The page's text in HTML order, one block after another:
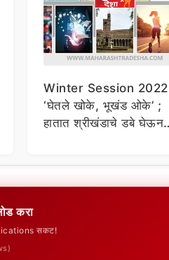
Winter Session 2022 |
‘घेतले खोके, भूखंड ओके’ ;
हातात श्रीखंडाचे डबे घेऊन
करा
सकट!